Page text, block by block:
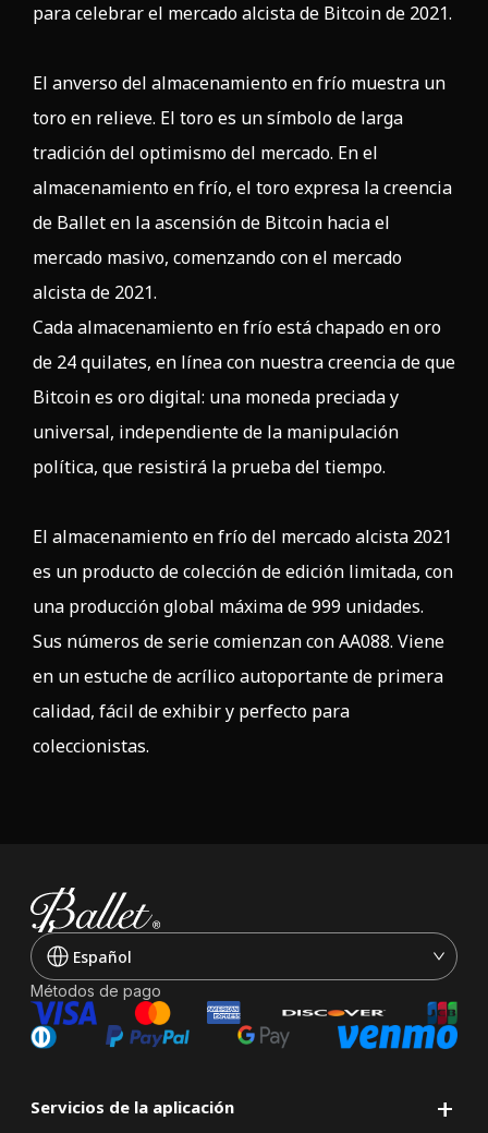
para celebrar el mercado alcista de Bitcoin de 2021.
El anverso del almacenamiento en frío muestra un
toro en relieve. El toro es un símbolo de larga
tradición del optimismo del mercado. En el
almacenamiento en frío, el toro expresa la creencia
de Ballet en la ascensión de Bitcoin hacia el
mercado masivo, comenzando con el mercado
alcista de 2021.
Cada almacenamiento en frío está chapado enoro
de 24 quilates, en línea con nuestra creencia de que
Bitcoin es oro digital: una moneda preciada y
universal, independiente de la manipulación
política, que resistirá la prueba del tiempo.
El almacenamiento en frío del mercado alcista 2021
es un producto de colección de edición limitada, con
una producción global máxima de 999 unidades.
Sus números de serie comienzan con AA088. Viene
en un estuche de acrílico autoportante de primera
calidad, fácil de exhibir y perfecto para
coleccionistas.
Español
Métodos de pago
+
Servicios de la aplicación